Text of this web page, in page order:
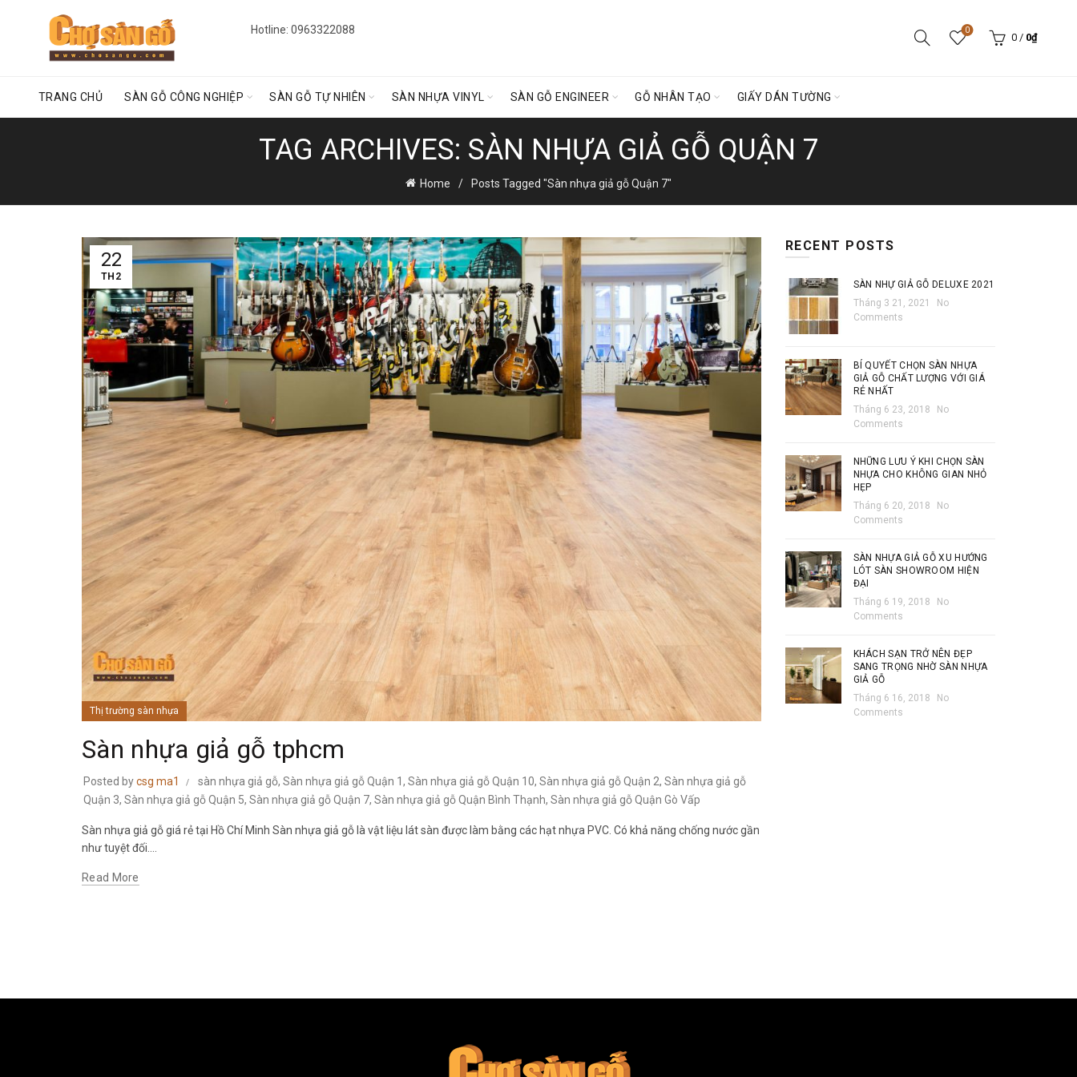
Hotline: 0963322088 0
0 / 0₫
TRANG CHỦ SÀN GỖ CÔNG NGHIỆP SÀN GỖ TỰ NHIÊN SÀN NHỰA VINYL SÀN GỖ ENGINEER GỖ NHÂN TẠO GIẤY DÁN TƯỜNG
TAG ARCHIVES: SÀN NHỰA GIẢ GỖ QUẬN 7
Home Posts Tagged "Sàn nhựa giả gỗ Quận 7"
22
TH2
Thị trường sàn nhựa
Sàn nhựa giả gỗ tphcm
Posted bycsg ma1 sàn nhựa giả gỗ, Sàn nhựa giả gỗ Quận 1, Sàn nhựa giả gỗ Quận 10, Sàn nhựa giả gỗ Quận 2, Sàn nhựa giả gỗ
Quận 3, Sàn nhựa giả gỗ Quận 5, Sàn nhựa giả gỗ Quận 7, Sàn nhựa giả gỗ Quận Bình Thạnh, Sàn nhựa giả gỗ Quận Gò Vấp
Sàn nhựa giả gỗ giá rẻ tại Hồ Chí Minh Sàn nhựa giả gỗ là vật liệu lát sàn được làm bằng các hạt nhựa PVC. Có khả năng chống nước gần
như tuyệt đối....
Read More
RECENT POSTS
SÀN NHỰ GIẢ GỖ DELUXE 2021
Tháng 3 21, 2021
No
Comments
BÍ QUYẾT CHỌN SÀN NHỰA
GIẢ GỖ CHẤT LƯỢNG VỚI GIÁ
RẺ NHẤT
Tháng 6 23, 2018
No
Comments
NHỮNG LƯU Ý KHI CHỌN SÀN
NHỰA CHO KHÔNG GIAN NHỎ
HẸP
Tháng 6 20, 2018
No
Comments
SÀN NHỰA GIẢ GỖ XU HƯỚNG
LÓT SÀN SHOWROOM HIỆN
ĐẠI
Tháng 6 19, 2018
No
Comments
KHÁCH SẠN TRỞ NÊN ĐẸP
SANG TRỌNG NHỜ SÀN NHỰA
GIẢ GỖ
Tháng 6 16, 2018
No
Comments